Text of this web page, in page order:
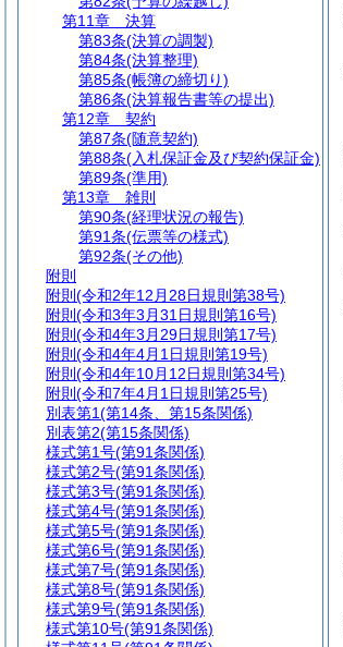
第11章
決算
第83条(決算の調製)
第84条(決算整理)
第85条(帳簿の締切り)
第86条(決算報告書等の提出)
第12章
契約
第87条(随意契約)
第88条(入札保証金及び契約保証金)
第89条(準用)
第13章
雑則
第90条(経理状況の報告)
第91条(伝票等の様式)
第92条(その他)
附則
附則 (令和2年12月28日規則第38号)
附則 (令和3年3月31日規則第16号)
附則 (令和4年3月29日規則第17号)
附則 (令和4年4月1日規則第19号)
附則 (令和4年10月12日規則第34号)
附則 (令和7年4月1日規則第25号)
別表第1(第14条、第15条関係)
別表第2(第15条関係)
様式第1号(第91条関係)
様式第2号(第91条関係)
様式第3号(第91条関係)
様式第4号(第91条関係)
様式第5号(第91条関係)
様式第6号(第91条関係)
様式第7号(第91条関係)
様式第8号(第91条関係)
様式第9号(第91条関係)
様式第10号(第91条関係)